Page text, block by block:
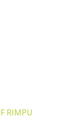
RIMPU